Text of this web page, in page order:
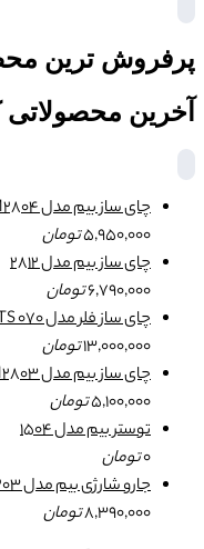
پرفروش ترین
آخرین محصولاتی
چای ساز بیم مدل TM2804
5,950,000تومان
چای ساز بیم مدل 2812
6,790,000تومان
چای ساز فلر مدل TS 070 قوری پیرکس
13,000,000تومان
چای ساز بیم مدل TM2803
5,100,000تومان
توستر بیم مدل 1504
0تومان
جارو شارژی بیم مدل VC4203
8,390,000تومان